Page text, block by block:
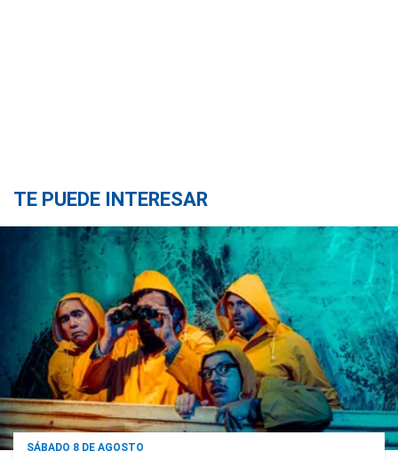
TE PUEDE INTERESAR
SÁBADO 8 DE AGOSTO